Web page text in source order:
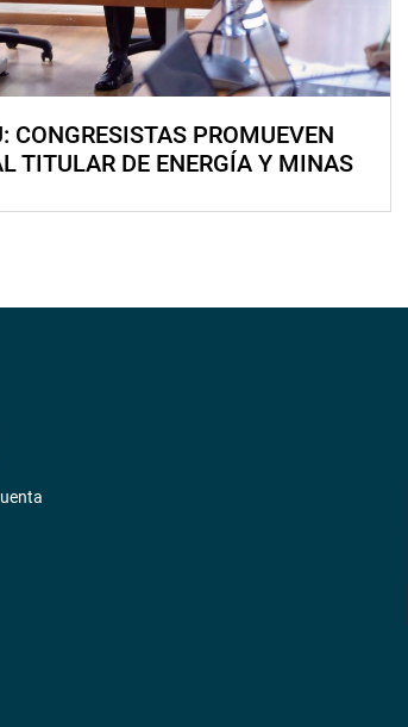
CONGRESISTAS PROMUEVEN
TITULAR DE ENERGÍA Y MINAS